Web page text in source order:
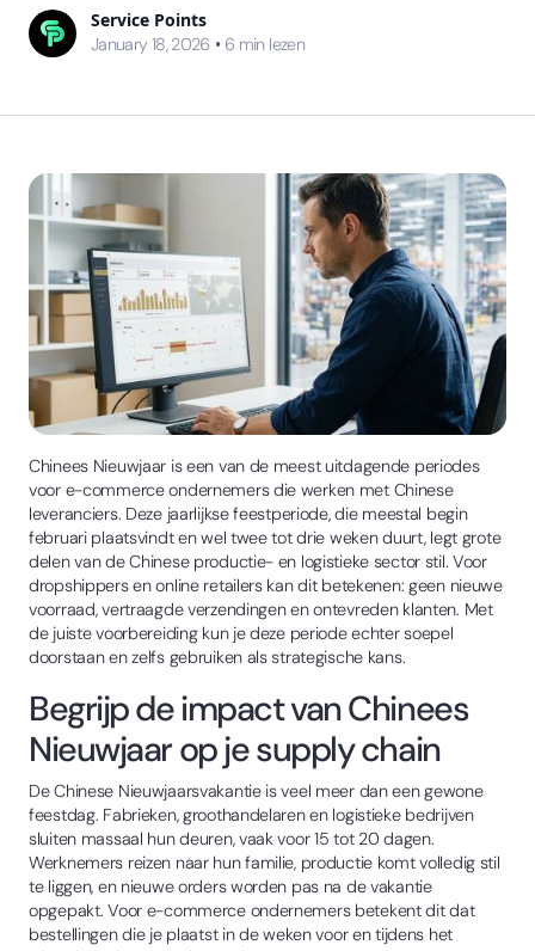
Service Points
January 18, 2026 • 6 min lezen
Chinees Nieuwjaar is een van de meest uitdagende periodes
voor e-commerce ondernemers die werken met Chinese
leveranciers. Deze jaarlijkse feestperiode, die meestal begin
februari plaatsvindt en wel twee tot drie weken duurt, legt grote
delen van de Chinese productie- en logistieke sector stil. Voor
dropshippers en online retailers kan dit betekenen: geen nieuwe
voorraad, vertraagde verzendingen en ontevreden klanten. Met
de juiste voorbereiding kun je deze periode echter soepel
doorstaan en zelfs gebruiken als strategische kans.
Begrijp de impact van Chinees
Nieuwjaar op je supply chain
De Chinese Nieuwjaarsvakantie is veel meer dan een gewone
feestdag. Fabrieken, groothandelaren en logistieke bedrijven
sluiten massaal hun deuren, vaak voor 15 tot 20 dagen.
Werknemers reizen naar hun familie, productie komt volledig stil
te liggen, en nieuwe orders worden pas na de vakantie
opgepakt. Voor e-commerce ondernemers betekent dit dat
bestellingen die je plaatst in de weken voor en tijdens het